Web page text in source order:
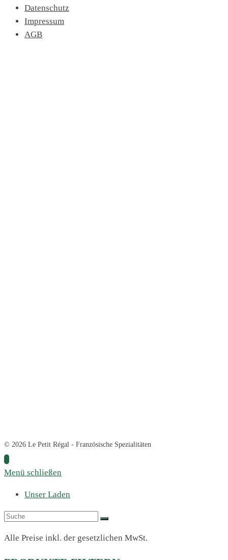
Datenschutz
Impressum
AGB
© 2026 Le Petit Régal - Französische Spezialitäten
Menü schließen
Unser Laden
Alle Preise inkl. der gesetzlichen MwSt.